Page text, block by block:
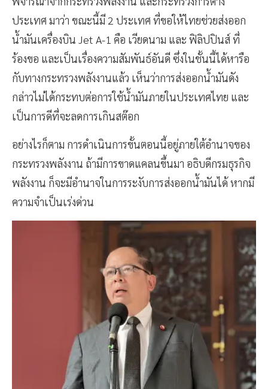
ประเทศ มาว่า ขณะนี้มี 2 ประเทศ ที่ขอให้ไทยช่วยส่งออก
น้ำมันเครื่องบิน Jet A-1 คือ เวียดนาม และ ฟิลิปปินส์ ที่
ร้องขอ และเป็นเรื่องความสัมพันธ์อันดี ซึ่งในชั้นนี้ได้หารือ
กับทางกระทรวงพลังงานแล้ว เห็นว่าการส่งออกน้ำมันดัง
กล่าวไม่ได้กระทบต่อการใช้น้ำมันภายในประเทศไทย และ
เป็นการดีที่จะลดการเกินสต๊อก
อย่างไรก็ตาม การดำเนินการขั้นตอนนี้อยู่ภายใต้อำนาจของ
กระทรวงพลังงาน ถ้ามีการขาดแคลนขึ้นมา อธิบดีกรมธุรกิจ
พลังงาน ก็จะมีอำนาจในการระงับการส่งออกน้ำมันได้ หากมี
ความจำเป็นเร่งด่วน